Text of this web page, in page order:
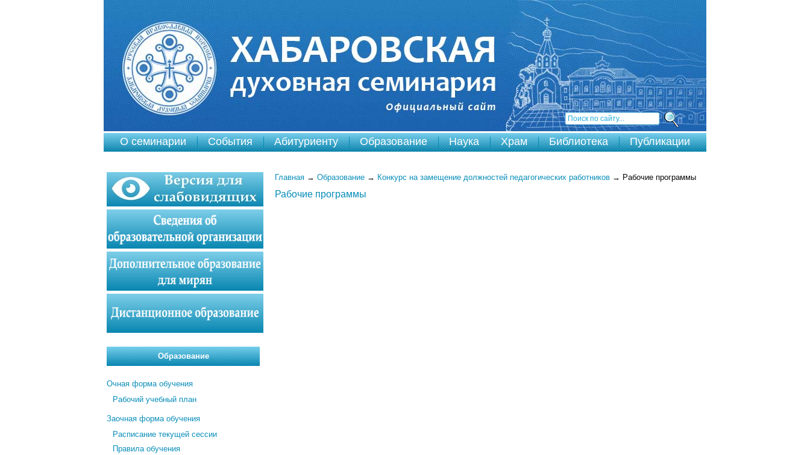
О семинарии События Абитуриенту Образование Наука Храм Библиотека Публикации
Главная → Образование → Конкурс на замещение должностей педагогических работников → Рабочие программы
Рабочие программы
Образование
Очная форма обучения
Рабочий учебный план
Заочная форма обучения
Расписание текущей сессии
Правила обучения